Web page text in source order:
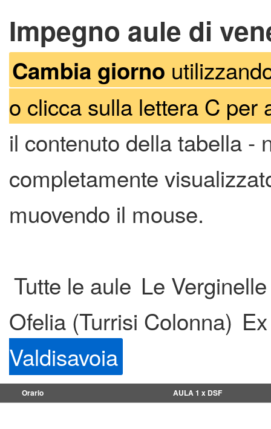
Impegno aule di
Cambia giorno
o clicca sulla lettera C per
il contenuto della tabella -
completamente
muovendo il mouse.
Tutte le aule Le Verginelle
Ofelia (Turrisi Colonna)
Valdisavoia
Orario AULA 1 x DSF